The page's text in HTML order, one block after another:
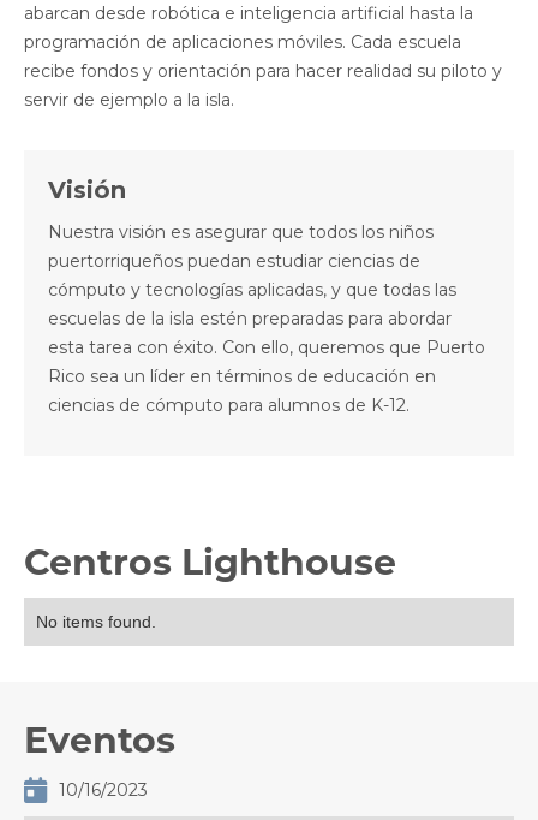
abarcan desde robótica e inteligencia artificial hasta la
programación de aplicaciones móviles. Cada escuela
recibe fondos y orientación para hacer realidad su piloto y
servir de ejemplo a la isla. ​​
Visión
Nuestra visión es asegurar que todos los niños
puertorriqueños puedan estudiar ciencias de
cómputo y tecnologías aplicadas, y que todas las
escuelas de la isla estén preparadas para abordar
esta tarea con éxito. Con ello, queremos que Puerto
Rico sea un líder en términos de educación en
ciencias de cómputo para alumnos de K-12.
Centros Lighthouse
No items found.
Eventos
 10/16/2023